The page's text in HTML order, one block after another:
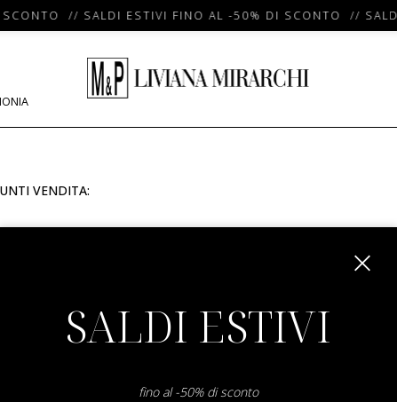
// SALDI ESTIVI FINO AL -50% DI SCONTO //
VENDITA:
SALDI ESTIVI
fino al -50% di sconto